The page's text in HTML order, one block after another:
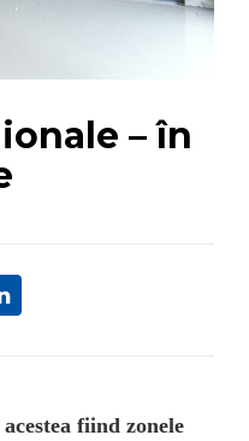
– în
fiind zonele